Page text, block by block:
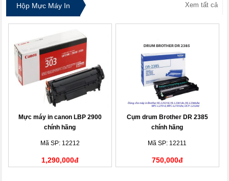
Hộp Mực Máy In Xem tất cả
Mực máy in canon LBP 2900
chính hãng
Mã SP: 12212
1,290,000đ
Cụm drum Brother DR 2385
chính hãng
Mã SP: 12211
750,000đ